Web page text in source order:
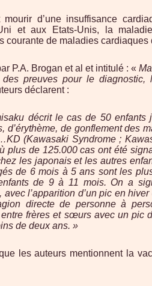
d’une insuffisance
et aux Etats-Unis, la
courante de maladies cardiaques
P.A. Brogan et al et intitulé : «
preuves pour le diagnostic,
déclarent :
décrit le cas de 50 enfants
d’érythème, de gonflement des
(Kawasaki Syndrome ;
plus de 125.000 cas ont été
les japonais et les autres
de 6 mois à 5 ans sont les
de 9 à 11 mois. On a
l’apparition d’un pic en
directe de personne à
frères et sœurs avec un pic
de deux ans. »
les auteurs mentionnent la